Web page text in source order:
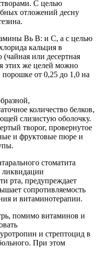
С целью
отложений десну
Вь В: и С, а с целью
кальция в
(чайная или десертная
этих же целей можно
порошке от 0,25 до 1,0 на
количество белков,
слизистую оболочку.
творог, провернутое
и фруктовые пюре и
стоматита
ликвидации
рта, предупреждает
сопротивляемость
и витаминотерапии.
помимо витаминов и
и стрептоцид в
При этом